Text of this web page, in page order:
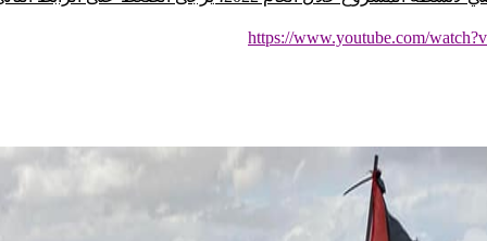
https://www.youtube.com/